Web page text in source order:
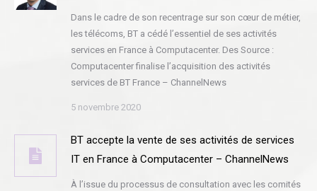
Dans le cadre de son recentrage sur son cœur de métier,
les télécoms, BT a cédé l’essentiel de ses activités
services en France à Computacenter. Des Source :
Computacenter finalise l’acquisition des activités
services de BT France – ChannelNews
5 novembre 2020
BT accepte la vente de ses activités de services
IT en France à Computacenter – ChannelNews
À l’issue du processus de consultation avec les comités